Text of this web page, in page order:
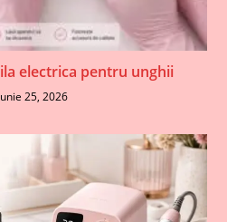
electrica pentru unghii
25, 2026